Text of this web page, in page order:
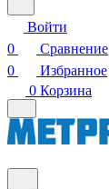
Войти
0
Сравнение
0
Избранное
0 Корзина